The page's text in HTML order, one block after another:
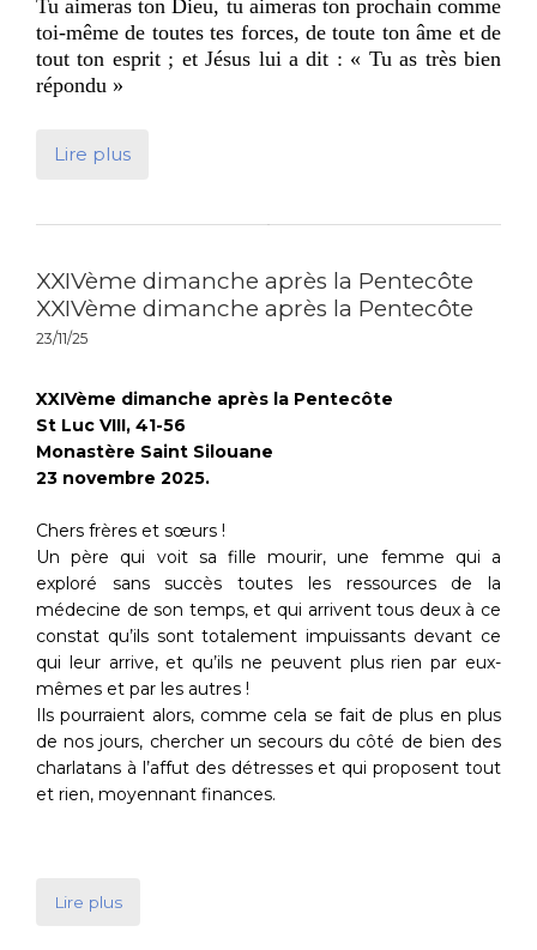
Tu aimeras ton Dieu, tu aimeras ton prochain comme
toi-même de toutes tes forces, de toute ton âme et de
tout ton esprit ; et Jésus lui a dit : « Tu as très bien
répondu »
Lire plus
XXIVème dimanche après la Pentecôte
XXIVème dimanche après la Pentecôte
23/11/25
XXIVème dimanche après la Pentecôte
St Luc VIII, 41-56
Monastère Saint Silouane
23 novembre 2025.
Chers frères et sœurs !
Un père qui voit sa fille mourir, une femme qui a
exploré sans succès toutes les ressources de la
médecine de son temps, et qui arrivent tous deux à ce
constat qu’ils sont totalement impuissants devant ce
qui leur arrive, et qu’ils ne peuvent plus rien par eux-
mêmes et par les autres !
Ils pourraient alors, comme cela se fait de plus en plus
de nos jours, chercher un secours du côté de bien des
charlatans à l’affut des détresses et qui proposent tout
et rien, moyennant finances.
Lire plus